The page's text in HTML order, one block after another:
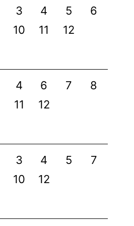
3 4 5
6
10 11 12
4 6 7
8
11 12
3 4 5
7
10 12